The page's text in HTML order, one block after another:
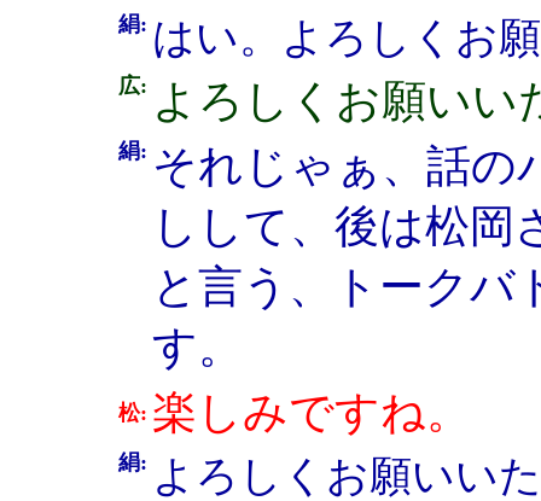
絹: はい。よろしくお
広: よろしくお願いい
絹: それじゃぁ、話の
しして、後は松岡
と言う、トークバ
す。
松: 楽しみですね。
絹: よろしくお願いい